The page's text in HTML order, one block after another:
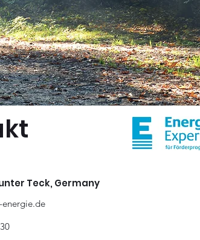
Teck, Germany
energie.de